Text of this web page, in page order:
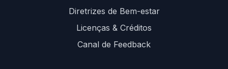
Diretrizes de Bem-estar
Licenças & Créditos
Canal de Feedback